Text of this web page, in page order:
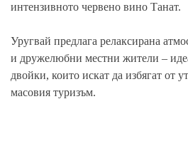
интензивното червено вино Танат.
Уругвай предлага релаксирана
и дружелюбни местни жители –
двойки, които искат да избягат от
масовия туризъм.